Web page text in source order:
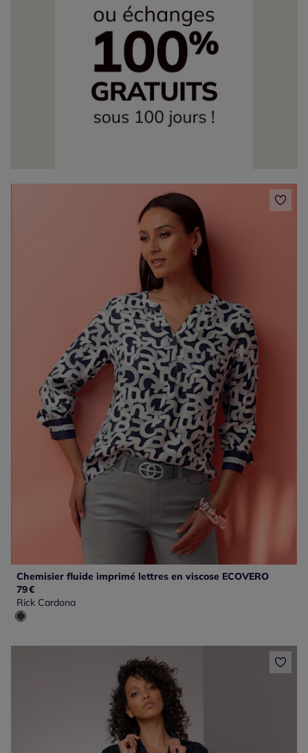
Chemisier fluide imprimé lettres en viscose ECOVERO
79€
Rick Cardona